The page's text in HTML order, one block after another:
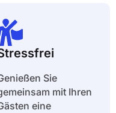
Sie
mit Ihren
eine